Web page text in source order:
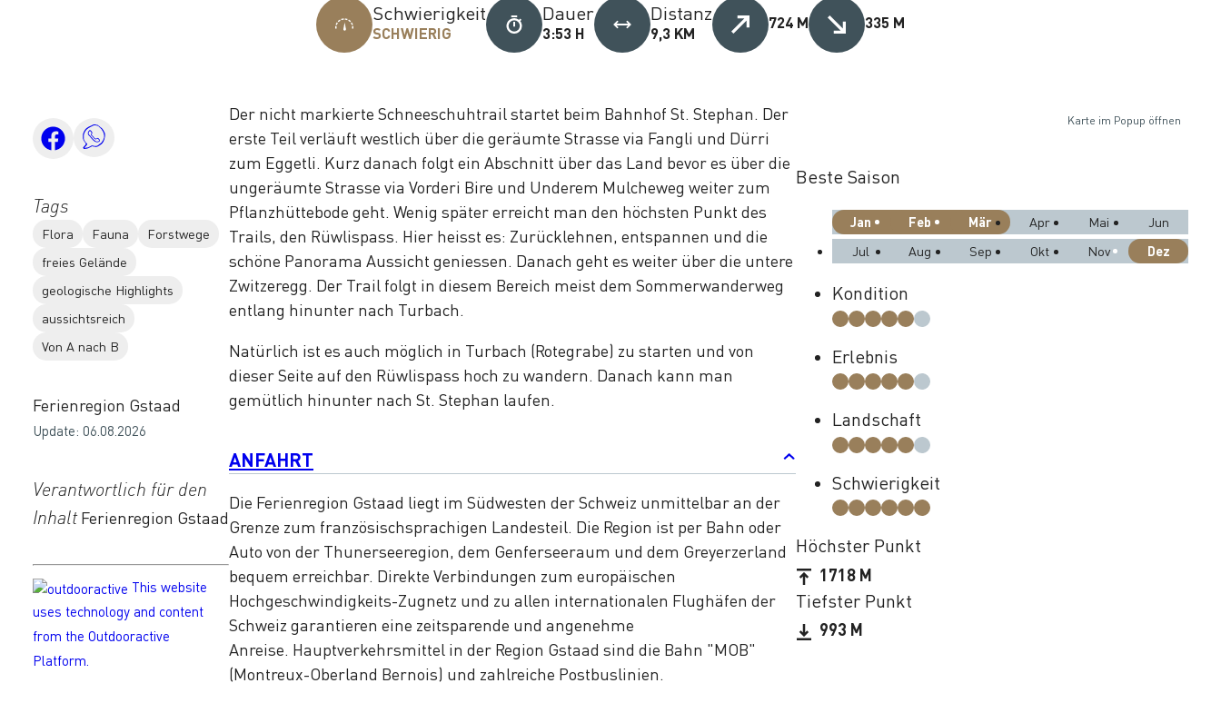
Schwierigkeit
SCHWIERIG
Dauer
3:53 H
Distanz
9,3 KM
724 M 335 M
Tags
Flora Fauna
Forstwege
freies Gelände
geologische Highlights
aussichtsreich
Von A nach B
Ferienregion Gstaad
Update: 06.08.2026
Verantwortlich für den
InhaltFerienregion Gstaad
This website
uses technology and content
from the Outdooractive
Platform.
Der nicht markierte Schneeschuhtrail startet beim Bahnhof St. Stephan. Der
erste Teil verläuft westlich über die geräumte Strasse via Fangli und Dürri
zum Eggetli. Kurz danach folgt ein Abschnitt über das Land bevor es über die
ungeräumte Strasse via Vorderi Bire und Underem Mulcheweg weiter zum
Pflanzhüttebode geht. Wenig später erreicht man den höchsten Punkt des
Trails, den Rüwlispass. Hier heisst es: Zurücklehnen, entspannen und die
schöne Panorama Aussicht geniessen. Danach geht es weiter über die untere
Zwitzeregg. Der Trail folgt in diesem Bereich meist dem Sommerwanderweg
entlang hinunter nach Turbach.
Natürlich ist es auch möglich in Turbach (Rotegrabe) zu starten und von
dieser Seite auf den Rüwlispass hoch zu wandern. Danach kann man
gemütlich hinunter nach St. Stephan laufen.
ANFAHRT
Die Ferienregion Gstaad liegt im Südwesten der Schweiz unmittelbar an der
Grenze zum französischsprachigen Landesteil. Die Region ist per Bahn oder
Auto von der Thunerseeregion, dem Genferseeraum und dem Greyerzerland
bequem erreichbar. Direkte Verbindungen zum europäischen
Hochgeschwindigkeits-Zugnetz und zu allen internationalen Flughäfen der
Schweiz garantieren eine zeitsparende und angenehme
Anreise. Hauptverkehrsmittel in der Region Gstaad sind die Bahn "MOB"
(Montreux-Oberland Bernois) und zahlreiche Postbuslinien.
Karte im Popup öffnen
Beste Saison
Jan Feb Mär Apr Mai
Jun
Jul
Aug Sep Okt Nov Dez
Kondition
Erlebnis
Landschaft
Schwierigkeit
Höchster Punkt
1718 M
Tiefster Punkt
993 M